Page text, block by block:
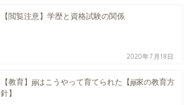
【閲覧注意】学歴と資格試験の関係
2020年7月18日
【教育】jijiはこうやって育てられた【jiji家の教育方
針】